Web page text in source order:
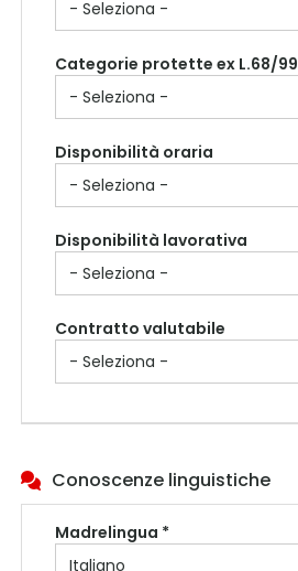
Categorie protette ex L.68/99
Disponibilità oraria
Disponibilità lavorativa
Contratto valutabile
Conoscenze linguistiche
Madrelingua *